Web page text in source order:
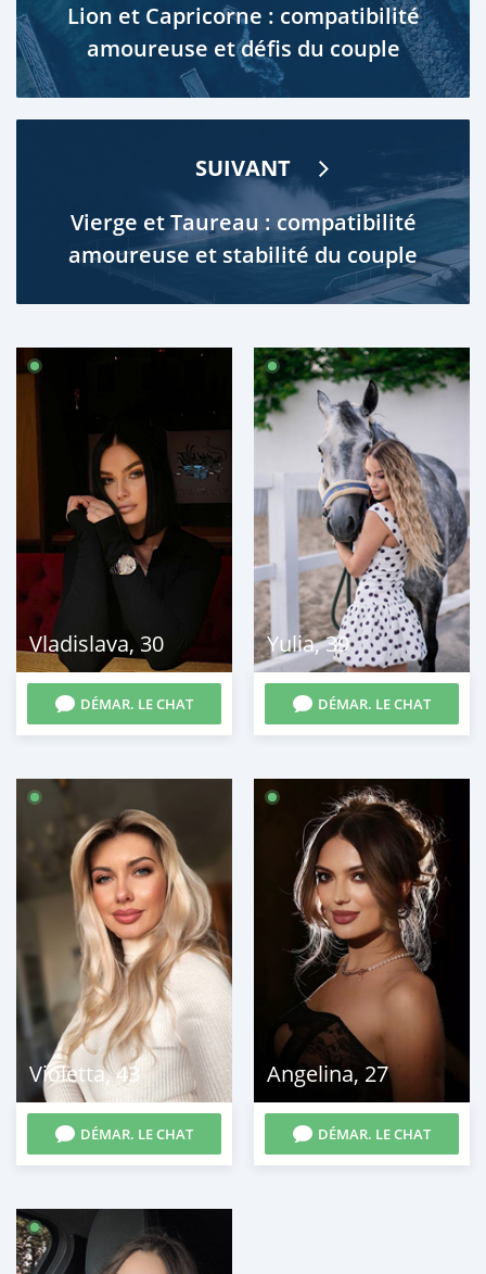
Lion et Capricorne : compatibilité
amoureuse et défis du couple
SUIVANT
Vierge et Taureau : compatibilité
amoureuse et stabilité du couple
Vladislava, 30
DÉMAR. LE CHAT
Yulia,39
DÉMAR. LE CHAT
Violetta,43
DÉMAR. LE CHAT
Angelina, 27
DÉMAR. LE CHAT